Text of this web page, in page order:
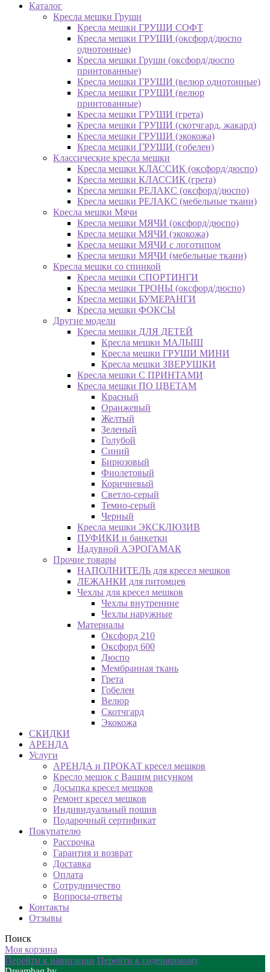
Каталог
Кресла мешки Груши
Кресла мешки ГРУШИ СОФТ
Кресла мешки ГРУШИ (оксфорд/дюспо
однотонные)
Кресла мешки Груши (оксфорд/дюспо
принтованные)
Кресла мешки ГРУШИ (велюр однотонные)
Кресла мешки ГРУШИ (велюр
принтованные)
Кресла мешки ГРУШИ (грета)
Кресла мешки ГРУШИ (скотчгард, жакард)
Кресла мешки ГРУШИ (экокожа)
Кресла мешки ГРУШИ (гобелен)
Классические кресла мешки
Кресла мешки КЛАССИК (оксфорд/дюспо)
Кресла мешки КЛАССИК (грета)
Креслa мешки РЕЛАКС (оксфорд/дюспо)
Креслa мешки РЕЛАКС (мебельные ткани)
Кресла мешки Мячи
Кресла мешки МЯЧИ (оксфорд/дюспо)
Кресла мешки МЯЧИ (экокожа)
Кресла мешки МЯЧИ с логотипом
Кресла мешки МЯЧИ (мебельные ткани)
Кресла мешки со спинкой
Кресла мешки СПОРТИНГИ
Кресла мешки ТРОНЫ (оксфорд/дюспо)
Кресла мешки БУМЕРАНГИ
Кресла мешки ФОКСЫ
Другие модели
Кресла мешки ДЛЯ ДЕТЕЙ
Кресла мешки МАЛЫШ
Кресла мешки ГРУШИ МИНИ
Кресла мешки ЗВЕРУШКИ
Кресла мешки С ПРИНТАМИ
Кресла мешки ПО ЦВЕТАМ
Красный
Оранжевый
Желтый
Зеленый
Голубой
Синий
Бирюзовый
Фиолетовый
Коричневый
Светло-серый
Темно-серый
Черный
Кресла мешки ЭКСКЛЮЗИВ
ПУФИКИ и банкетки
Надувной АЭРОГАМАК
Прочие товары
НАПОЛНИТЕЛЬ для кресел мешков
ЛЕЖАНКИ для питомцев
Чехлы для кресел мешков
Чехлы внутренние
Чехлы наружные
Материалы
Оксфорд 210
Оксфорд 600
Дюспо
Мембранная ткань
Грета
Гобелен
Велюр
Скотчгард
Экокожа
СКИДКИ
АРЕНДА
Услуги
АРЕНДА и ПРОКАТ кресел мешков
Кресло мешок с Вашим рисунком
Досыпка кресел мешков
Ремонт кресел мешков
Индивидуальный пошив
Подарочный сертификат
Покупателю
Рассрочка
Гарантия и возврат
Доставка
Оплата
Сотрудничество
Вопросы-ответы
Контакты
Отзывы
Поиск
Моя корзина
Перейти к навигации Перейти к содержимому